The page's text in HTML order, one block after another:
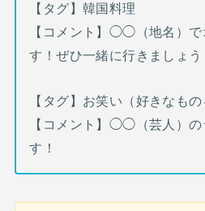
【タグ】韓国料理
【コメント】◯◯（地名）で
す！ぜひ一緒に行きましょう
【タグ】お笑い（好きなもの
【コメント】◯◯（芸人）の
す！